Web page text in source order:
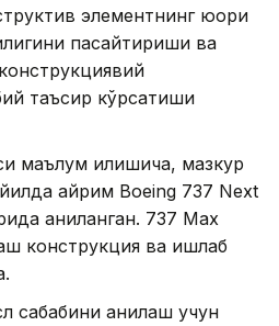
элементнинг юқори
пасайтириши ва
таъсир кўрсатиши
маълум қилишича, мазкур
айрим Boeing 737 Next
аниқланган. 737 Max
конструкция ва ишлаб
сабабини аниқлаш учун